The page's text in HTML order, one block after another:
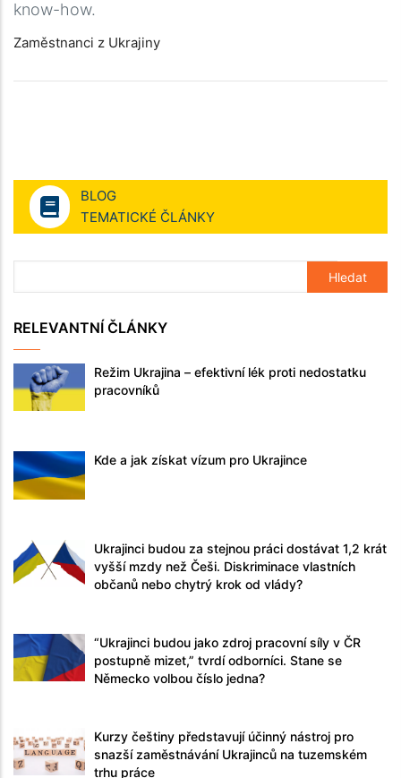
know-how.
Zaměstnanci z Ukrajiny
BLOG
TEMATICKÉ ČLÁNKY
RELEVANTNÍ ČLÁNKY
Režim Ukrajina – efektivní lék proti nedostatku
pracovníků
Kde a jak získat vízum pro Ukrajince
Ukrajinci budou za stejnou práci dostávat 1,2 krát
vyšší mzdy než Češi. Diskriminace vlastních
občanů nebo chytrý krok od vlády?
“Ukrajinci budou jako zdroj pracovní síly v ČR
postupně mizet,” tvrdí odborníci. Stane se
Německo volbou číslo jedna?
Kurzy češtiny představují účinný nástroj pro
snazší zaměstnávání Ukrajinců na tuzemském
trhu práce